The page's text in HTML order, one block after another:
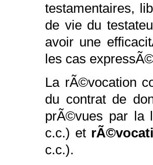
testamentaires,
de vie du
avoir une
les cas
La rÃ©vocation
du contrat de
prÃ©vues par
c.c.) et
c.c.).